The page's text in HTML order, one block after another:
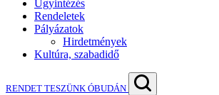
Ügyintézés
Rendeletek
Pályázatok
Hirdetmények
Kultúra, szabadidő
RENDET TESZÜNK ÓBUDÁN